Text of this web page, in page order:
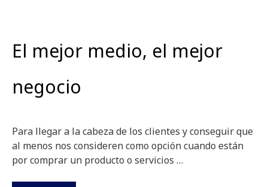
El mejor medio, el mejor
negocio
Para llegar a la cabeza de los clientes y conseguir que
al menos nos consideren como opción cuando están
por comprar un producto o servicios …